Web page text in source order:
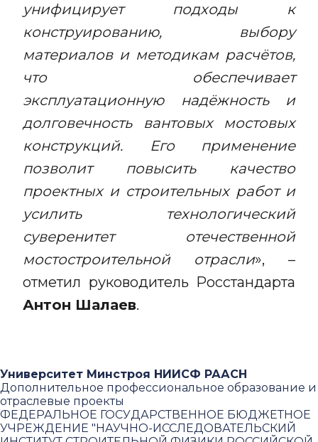
унифицирует подходы к
конструированию, выбору
материалов и методикам расчётов,
что обеспечивает
эксплуатационную надёжность и
долговечность вантовых мостовых
конструкций. Его применение
позволит повысить качество
проектных и строительных работ и
усилить технологический
суверенитет отечественной
мостостроительной отрасли», –
отметил руководитель Росстандарта
Антон Шалаев.
Университет Минстроя НИИСФ РААСН
Дополнительное профессиональное образование и
отраслевые проекты
ФЕДЕРАЛЬНОЕ ГОСУДАРСТВЕННОЕ БЮДЖЕТНОЕ
УЧРЕЖДЕНИЕ "НАУЧНО-ИССЛЕДОВАТЕЛЬСКИЙ